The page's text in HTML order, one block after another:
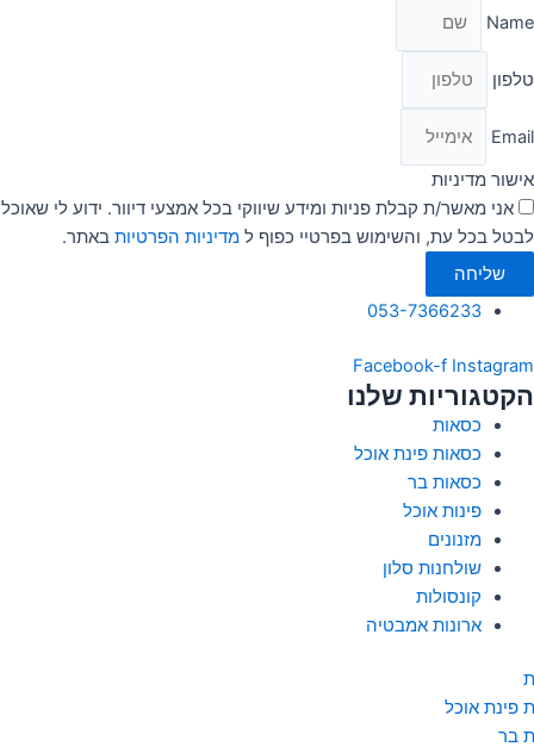
Name
טלפון
Email
אישור מדיניות
אני מאשר/ת קבלת פניות ומידע שיווקי בכל אמצעי דיוור. ידוע לי שאוכל
לבטל בכל עת, והשימוש בפרטיי כפוף ל מדיניות הפרטיות באתר.
שליחה
053-7366233
Facebook-f Instagram
הקטגוריות שלנו
כסאות
כסאות פינת אוכל
כסאות בר
פינות אוכל
מזנונים
שולחנות סלון
קונסולות
ארונות אמבטיה
פינת אוכל
בר